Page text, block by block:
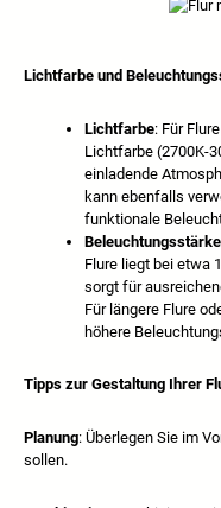
Lichtfarbe und
Lichtfarbe: Für
Lichtfarbe (2700K-
einladende
kann ebenfalls
funktionale
Beleuchtungsstärke
Flure liegt bei etwa
sorgt für
Für längere Flure
höhere
Tipps zur Gestaltung Ihrer
Planung: Überlegen Sie im
sollen.